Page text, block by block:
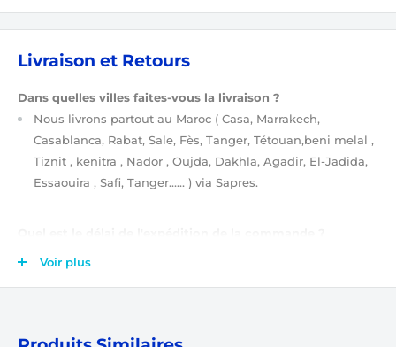
Livraison et Retours
Dans quelles villes faites-vous la livraison ?
Nous livrons partout au Maroc ( Casa, Marrakech,
Casablanca, Rabat, Sale, Fès, Tanger, Tétouan,beni melal ,
Tiznit , kenitra , Nador , Oujda, Dakhla, Agadir, El-Jadida,
Essaouira , Safi, Tanger…… ) via Sapres.
lendemain.
Voir plus